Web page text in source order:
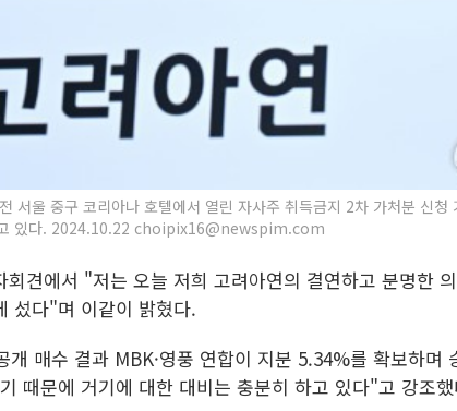
서울 중구 코리아나 호텔에서 열린 자사주 취득금지 2차 가처분 신청
있다. 2024.10.22 choipix16@newspim.com
견에서 "저는 오늘 저희 고려아연의 결연하고 분명한
섰다"며 이같이 밝혔다.
매수 결과 MBK·영풍 연합이 지분 5.34%를 확보하며
때문에 거기에 대한 대비는 충분히 하고 있다"고 강조